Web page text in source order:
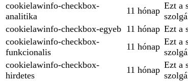
cookielawinfo-checkbox-
analitika
11 hónap Ezt a
cookielawinfo-checkbox-egyeb 11 hónap Ezt a
cookielawinfo-checkbox-
funkcionalis
11 hónap Ezt a
cookielawinfo-checkbox-
hirdetes
11 hónap Ezt a